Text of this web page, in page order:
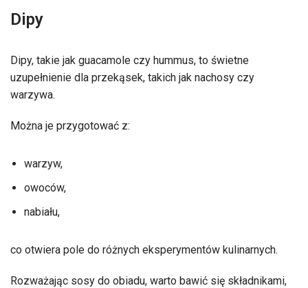
Dipy
Dipy, takie jak guacamole czy hummus, to świetne
uzupełnienie dla przekąsek, takich jak nachosy czy
warzywa.
Można je przygotować z:
warzyw,
owoców,
nabiału,
co otwiera pole do różnych eksperymentów kulinarnych.
Rozważając sosy do obiadu, warto bawić się składnikami,